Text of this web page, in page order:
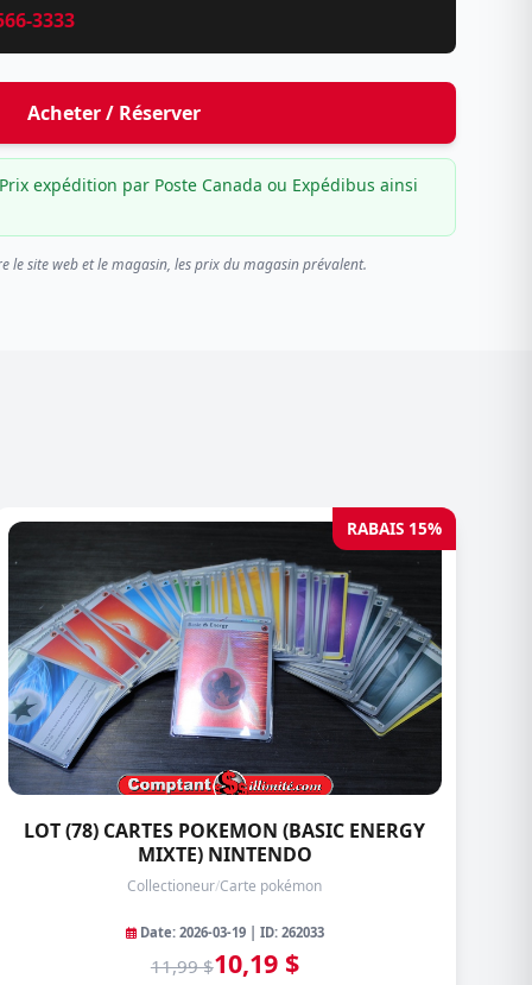
3333
Acheter / Réserver
Prix expédition par Poste Canada ou Expédibus ainsi
le site web et le magasin, les prix du magasin prévalent.
RABAIS 15%
LOT (78) CARTES POKEMON (BASIC ENERGY
MIXTE) NINTENDO
Collectioneur/Carte pokémon
Date: 2026-03-19 | ID: 262033
11,99 $10,19 $